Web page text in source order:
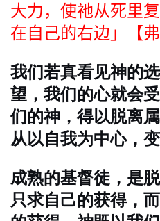
大力，使祂从死里
在自己的右边」
【
我们若真看见神的
望，我们的心就会
们的神，得以脱离
从以自我为中心，
成熟的基督徒，是
只求自己的获得，